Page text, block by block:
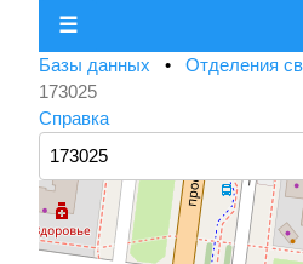
☰
Базы данных • Отделения
173025
Справка